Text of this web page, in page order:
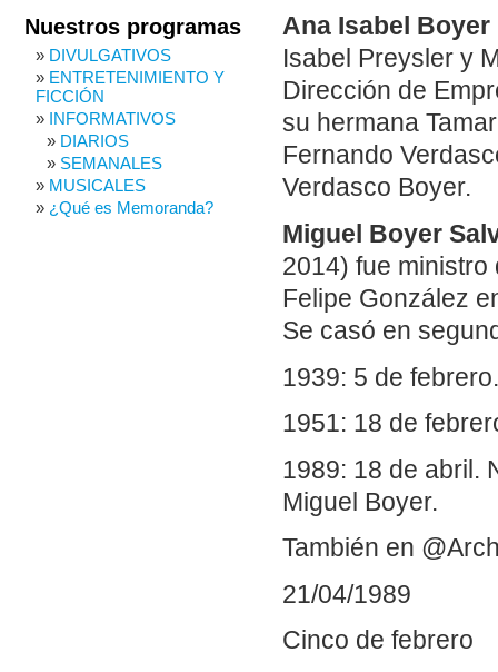
Ana Isabel Boyer
Isabel Preysler y
Dirección de
su hermana
Fernando
Verdasco Boyer.
Miguel Boyer
2014) fue
Felipe González
Se casó en
1939: 5 de
1951: 18 de
1989: 18 de abril.
Miguel Boyer.
También en
21/04/1989
Cinco de febrero
Nuestros programas
DIVULGATIVOS
ENTRETENIMIENTO Y
FICCIÓN
INFORMATIVOS
DIARIOS
SEMANALES
MUSICALES
¿Qué es Memoranda?